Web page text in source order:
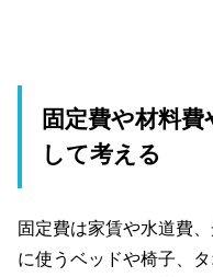
固定費や材料
して考える
固定費は家賃や水道費
に使うベッドや椅子、